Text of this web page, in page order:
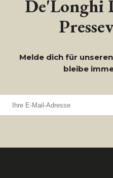
De'Longhi
Melde dich für
bleibe